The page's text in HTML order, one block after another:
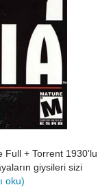
Full + Torrent 1930'lu
giysileri sizi
oku)